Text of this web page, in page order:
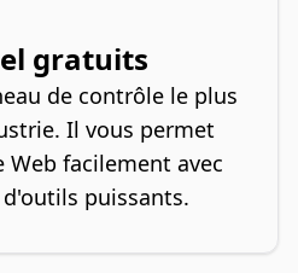
gratuits
de contrôle le plus
Il vous permet
facilement avec
puissants.